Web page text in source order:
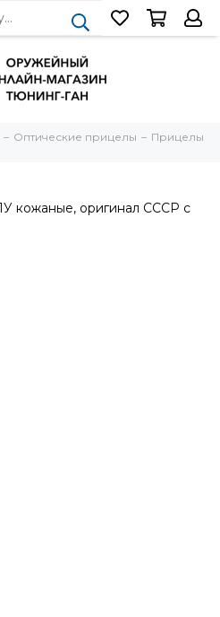
Оптические прицелы
Прицелы